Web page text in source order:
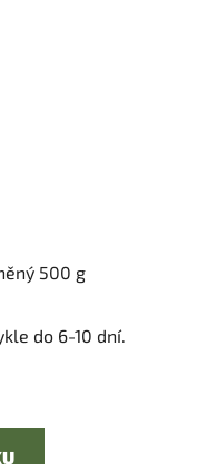
500 g
do 6-10 dní.